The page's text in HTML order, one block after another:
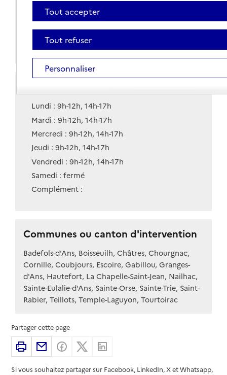
Voir itinéraire
05 53 02 07 70
Site internet
Lundi : 9h-12h, 14h-17h
Mardi : 9h-12h, 14h-17h
Mercredi : 9h-12h, 14h-17h
Jeudi : 9h-12h, 14h-17h
Vendredi : 9h-12h, 14h-17h
Samedi : fermé
Complément :
Communes ou canton d'intervention
Badefols-d'Ans, Boisseuilh, Châtres, Chourgnac,
Cornille, Coubjours, Escoire, Gabillou, Granges-
d'Ans, Hautefort, La Chapelle-Saint-Jean, Nailhac,
Sainte-Eulalie-d'Ans, Sainte-Orse, Sainte-Trie, Saint-
Rabier, Teillots, Temple-Laguyon, Tourtoirac
Partager cette page
ImprimerPartager par email
Partager sur Facebook
Partager sur X
Si vous souhaitez partager sur Facebook, LinkedIn, X et Whatsapp,
Tout accepter
Tout refuser
Personnaliser